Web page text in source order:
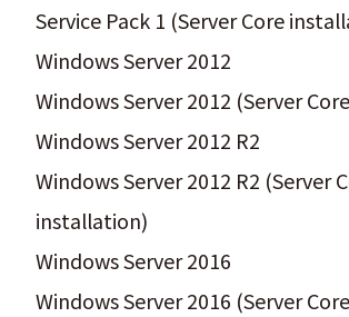
Service Pack 1 (Server Core
Windows Server 2012
Windows Server 2012 (Server
Windows Server 2012 R2
Windows Server 2012 R2 (Server
installation)
Windows Server 2016
Windows Server 2016 (Server